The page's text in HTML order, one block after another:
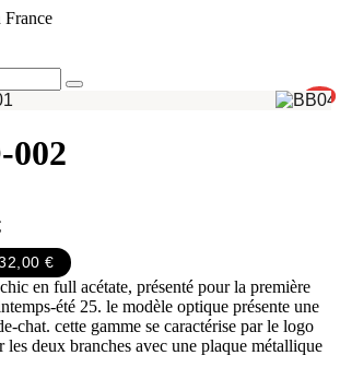
France
0
002
€
en full acétate, présenté pour la première
été 25. le modèle optique présente une
chat. cette gamme se caractérise par le logo
les deux branches avec une plaque métallique